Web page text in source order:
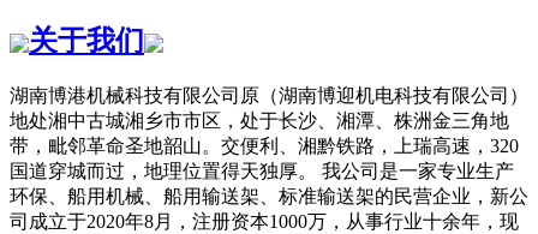
关于我们
湖南博港机械科技有限公司原（湖南博迎机电科技有限公司）
地处湘中古城湘乡市市区，处于长沙、湘潭、株洲金三角地
带，毗邻革命圣地韶山。交便利、湘黔铁路，上瑞高速，320
国道穿城而过，地理位置得天独厚。 我公司是一家专业生产
环保、船用机械、船用输送架、标准输送架的民营企业，新公
司成立于2020年8月，注册资本1000万，从事行业十余年，现